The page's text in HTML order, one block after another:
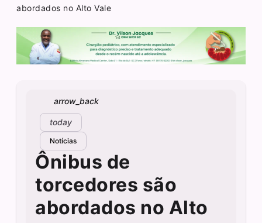
abordados no Alto Vale
arrow_back
today
Notícias
Ônibus de
torcedores são
abordados no Alto